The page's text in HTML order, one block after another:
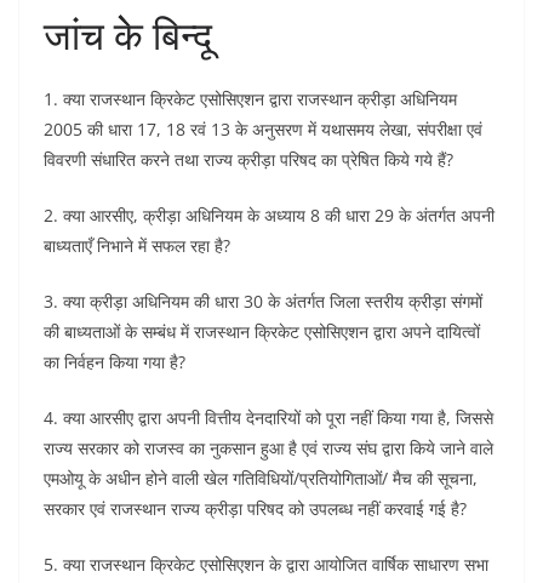
जांच केे बिन्दू
1. क्या राजस्थान क्रिकेट एसोसिएशन द्वारा राजस्थान क्रीड़ा अधिनियम
2005 की धारा 17, 18 रवं 13 के अनुसरण में यथासमय लेखा, संपरीक्षा एवं
विवरणी संधारित करने तथा राज्य क्रीड़ा परिषद का प्रेषित किये गये हैं?
2. क्या आरसीए, क्रीड़ा अधिनियम के अध्याय 8 की धारा 29 के अंतर्गत अपनी
बाध्यताएँ निभाने में सफल रहा है?
3. क्या क्रीड़ा अधिनियम की धारा 30 के अंतर्गत जिला स्तरीय क्रीड़ा संगमों
की बाध्यताओं के सम्बंध में राजस्थान क्रिकेट एसोसिएशन द्वारा अपने दायित्वों
का निर्वहन किया गया है?
4. क्या आरसीए द्वारा अपनी वित्तीय देनदारियों को पूरा नहीं किया गया है, जिससे
राज्य सरकार को राजस्व का नुकसान हुआ है एवं राज्य संघ द्वारा किये जाने वाले
एमओयू के अधीन होने वाली खेल गतिविधियों/प्रतियोगिताओं/ मैच की सूचना,
सरकार एवं राजस्थान राज्य क्रीड़ा परिषद को उपलब्ध नहीं करवाई गई है?
5. क्या राजस्थान क्रिकेट एसोसिएशन के द्वारा आयोजित वार्षिक साधारण सभा